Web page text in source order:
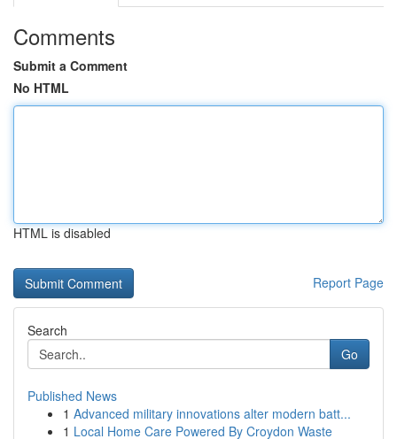
Comments
Submit a Comment
No HTML
HTML is disabled
Report Page
Search
Go
Published News
1 Advanced military innovations alter modern batt...
1 Local Home Care Powered By Croydon Waste